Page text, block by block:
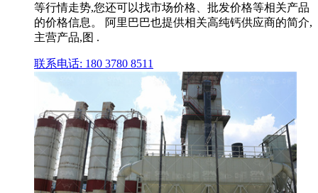
等行情走势,您还可以找市场价格、批发价格等相关产品
的价格信息。 阿里巴巴也提供相关高纯钙供应商的简介,
主营产品,图 .
联系电话: 180 3780 8511